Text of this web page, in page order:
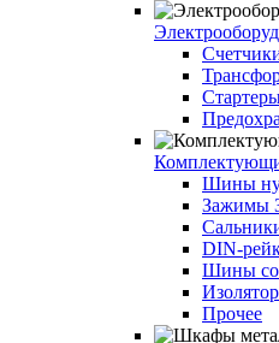
Шины
Зажимы
DIN-
Шины
Прочее